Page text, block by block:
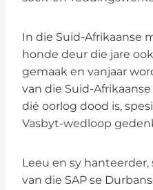
In die Suid-Afrikaanse
honde deur die jare
gemaak en vanjaar
van die Suid-
dié oorlog dood is,
Vasbyt-wedloop
Leeu en sy
van die SAP se